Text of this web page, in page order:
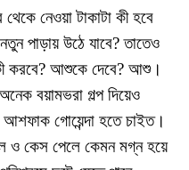
নেওয়া টাকাটা কী হবে
পাড়ায় উঠে যাবে? তাতেও
করবে? আশুকে দেবে? আশু।
বয়ামভরা গল্প দিয়েও
গোয়েন্দা হতে চাইত।
ও কেস পেলে কেমন মগ্ন হয়ে